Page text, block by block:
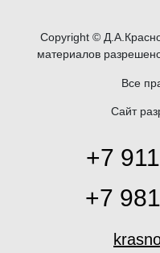
Copyright ©
материалов
Все
Сайт
+7
+7